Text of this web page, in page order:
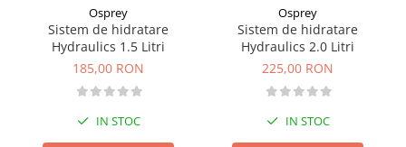
Osprey
Sistem de hidratare
Hydraulics 1.5 Litri
185,00 RON
IN STOC
Osprey
Sistem de hidratare
Hydraulics 2.0 Litri
225,00 RON
IN STOC